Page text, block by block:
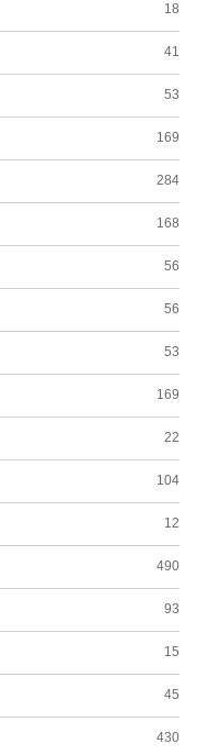
18
41
53
169
284
168
56
56
53
169
22
104
12
490
93
15
45
430